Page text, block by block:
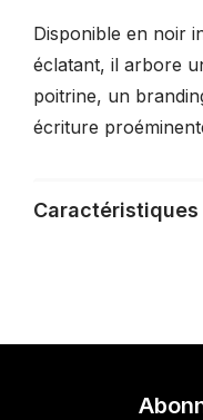
Disponible en noir
éclatant, il arbore
poitrine, un
écriture
Caractéristiques